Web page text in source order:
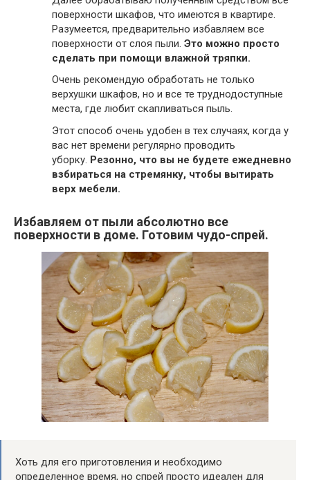
поверхности шкафов, что имеются в квартире.
Разумеется, предварительно избавляем все
поверхности от слоя пыли. Это можно просто
сделать при помощи влажной тряпки.
Очень рекомендую обработать не только
верхушки шкафов, но и все те труднодоступные
места, где любит скапливаться пыль.
Этот способ очень удобен в тех случаях, когда у
вас нет времени регулярно проводить
уборку. Резонно, что вы не будете ежедневно
взбираться на стремянку, чтобы вытирать
верх мебели.
Избавляем от пыли абсолютно все
поверхности в доме. Готовим чудо-спрей.
Хоть для его приготовления и необходимо
определенное время, но спрей просто идеален для